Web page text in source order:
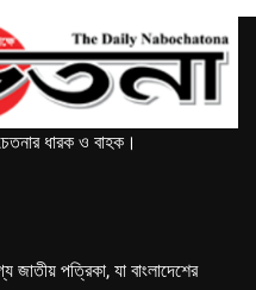
ধারক ও বাহক।
পত্রিকা, যা বাংলাদেশের